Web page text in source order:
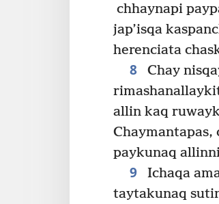
chhaynapi
jap’isqa
herenciata
8
Chay
allin kaq
paykunaq
9
Ichaqa
taytakunaq